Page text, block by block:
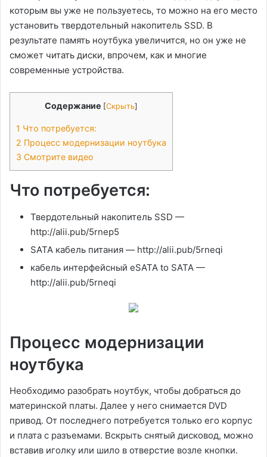
которым вы уже не пользуетесь, то можно на его место
установить твердотельный накопитель SSD. В
результате память ноутбука увеличится, но он уже не
сможет читать диски, впрочем, как и многие
современные устройства.
Содержание [Скрыть]
1 Что потребуется:
2 Процесс модернизации ноутбука
3 Смотрите видео
Что потребуется:
Твердотельный накопитель SSD —
http://alii.pub/5rnep5
SATA кабель питания — http://alii.pub/5rneqi
кабель интерфейсный eSATA to SATA —
http://alii.pub/5rneqi
Процесс модернизации
ноутбука
Необходимо разобрать ноутбук, чтобы добраться до
материнской платы. Далее у него снимается DVD
привод. От последнего потребуется только его корпус
и плата с разъемами. Вскрыть снятый дисковод, можно
вставив иголку или шило в отверстие возле кнопки.